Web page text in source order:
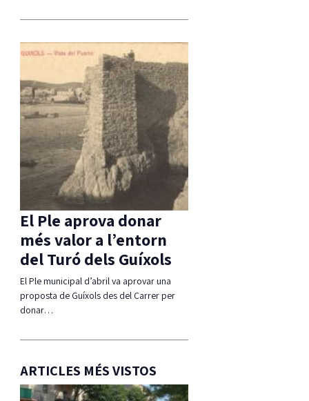
El Ple aprova donar
més valor a l’entorn
del Turó dels Guíxols
El Ple municipal d’abril va aprovar una
proposta de Guíxols des del Carrer per
donar…
ARTICLES MÉS VISTOS